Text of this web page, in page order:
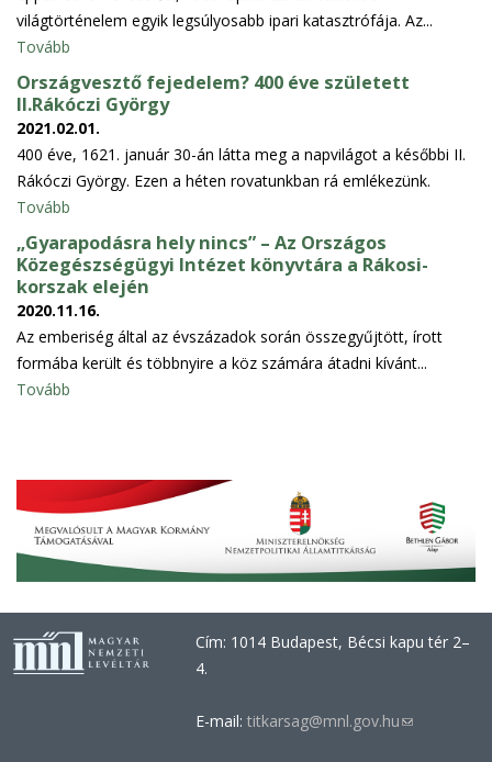
világtörténelem egyik legsúlyosabb ipari katasztrófája. Az...
Tovább
Országvesztő fejedelem? 400 éve született
II.Rákóczi György
2021.02.01.
400 éve, 1621. január 30-án látta meg a napvilágot a későbbi II.
Rákóczi György. Ezen a héten rovatunkban rá emlékezünk.
Tovább
„Gyarapodásra hely nincs” – Az Országos
Közegészségügyi Intézet könyvtára a Rákosi-
korszak elején
2020.11.16.
Az emberiség által az évszázadok során összegyűjtött, írott
formába került és többnyire a köz számára átadni kívánt...
Tovább
Cím: 1014 Budapest, Bécsi kapu tér 2–
4.
E-mail: titkarsag@mnl.gov.hu(link